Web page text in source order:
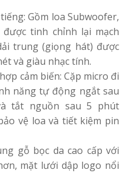
Gồm loa Subwoofer,
tinh chỉnh lại mạch
trung (giọng hát) được
và giàu nhạc tính.
cảm biến: Cặp micro đi
năng tự động ngắt sau
tắt nguồn sau 5 phút
vệ loa và tiết kiệm pin
gỗ bọc da cao cấp với
mặt lưới dập logo nổi